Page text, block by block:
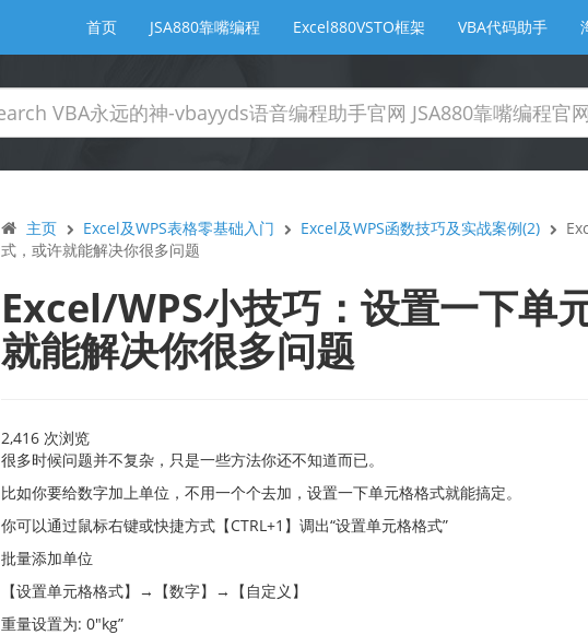
首页 JSA880靠嘴编程 Excel880VSTO框架 VBA代码助手
主页 Excel及WPS表格零基础入门 Excel及WPS函数技巧及实战案例(2)
式，或许就能解决你很多问题
Excel/WPS小技巧：设置一下单
就能解决你很多问题
2,416 次浏览
很多时候问题并不复杂，只是一些方法你还不知道而已。
比如你要给数字加上单位，不用一个个去加，设置一下单元格格式就能搞定。
你可以通过鼠标右键或快捷方式【CTRL+1】调出“设置单元格格式”
批量添加单位
【设置单元格格式】→【数字】→【自定义】
重量设置为: 0″kg”